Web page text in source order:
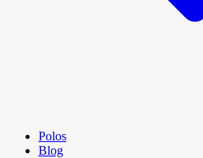
Polos
Blog